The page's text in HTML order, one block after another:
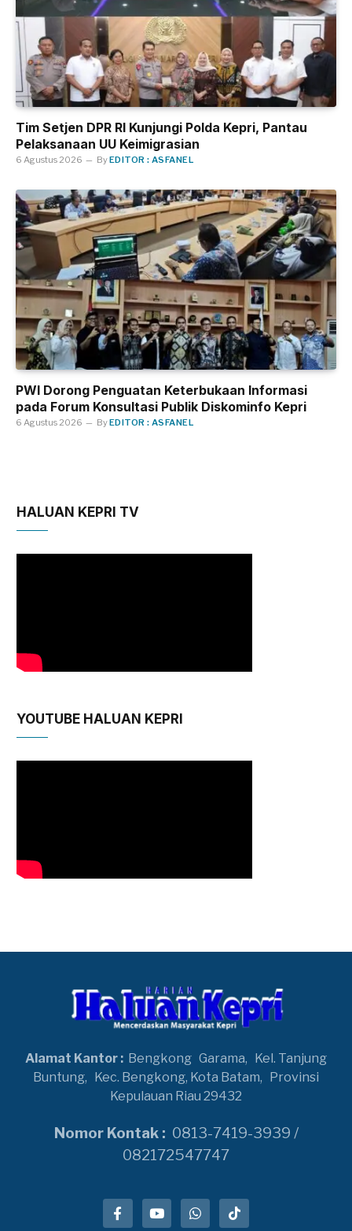
Tim Setjen DPR RI Kunjungi Polda Kepri, Pantau
Pelaksanaan UU Keimigrasian
6 Agustus 2026 ByEDITOR : ASFANEL
PWI Dorong Penguatan Keterbukaan Informasi
pada Forum Konsultasi Publik Diskominfo Kepri
6 Agustus 2026 ByEDITOR : ASFANEL
HALUAN KEPRI TV
YOUTUBE HALUAN KEPRI
Alamat Kantor : Bengkong Garama, Kel. Tanjung
Buntung, Kec. Bengkong, Kota Batam, Provinsi
Kepulauan Riau 29432
Nomor Kontak : 0813-7419-3939 /
082172547747